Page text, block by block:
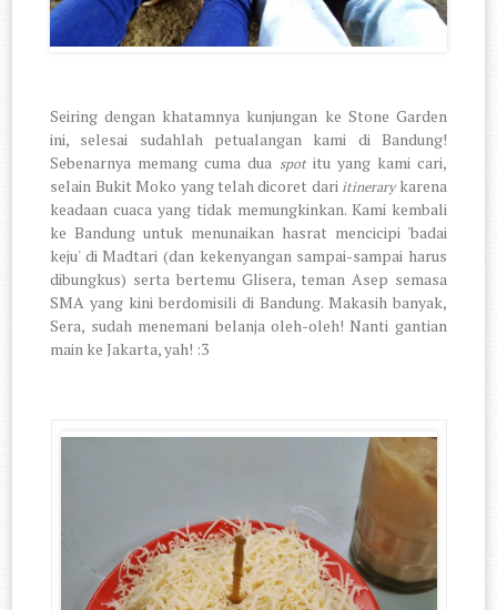
Seiring dengan khatamnya kunjungan ke Stone Garden
ini, selesai sudahlah petualangan kami di Bandung!
Sebenarnya memang cuma dua spot itu yang kami cari,
selain Bukit Moko yang telah dicoret dariitinerarykarena
keadaan cuaca yang tidak memungkinkan. Kami kembali
ke Bandung untuk menunaikan hasrat mencicipi 'badai
keju' di Madtari (dan kekenyangan sampai-sampai harus
dibungkus) serta bertemu Glisera, teman Asep semasa
SMA yang kini berdomisili di Bandung. Makasih banyak,
Sera, sudah menemani belanja oleh-oleh! Nanti gantian
main ke Jakarta, yah! :3